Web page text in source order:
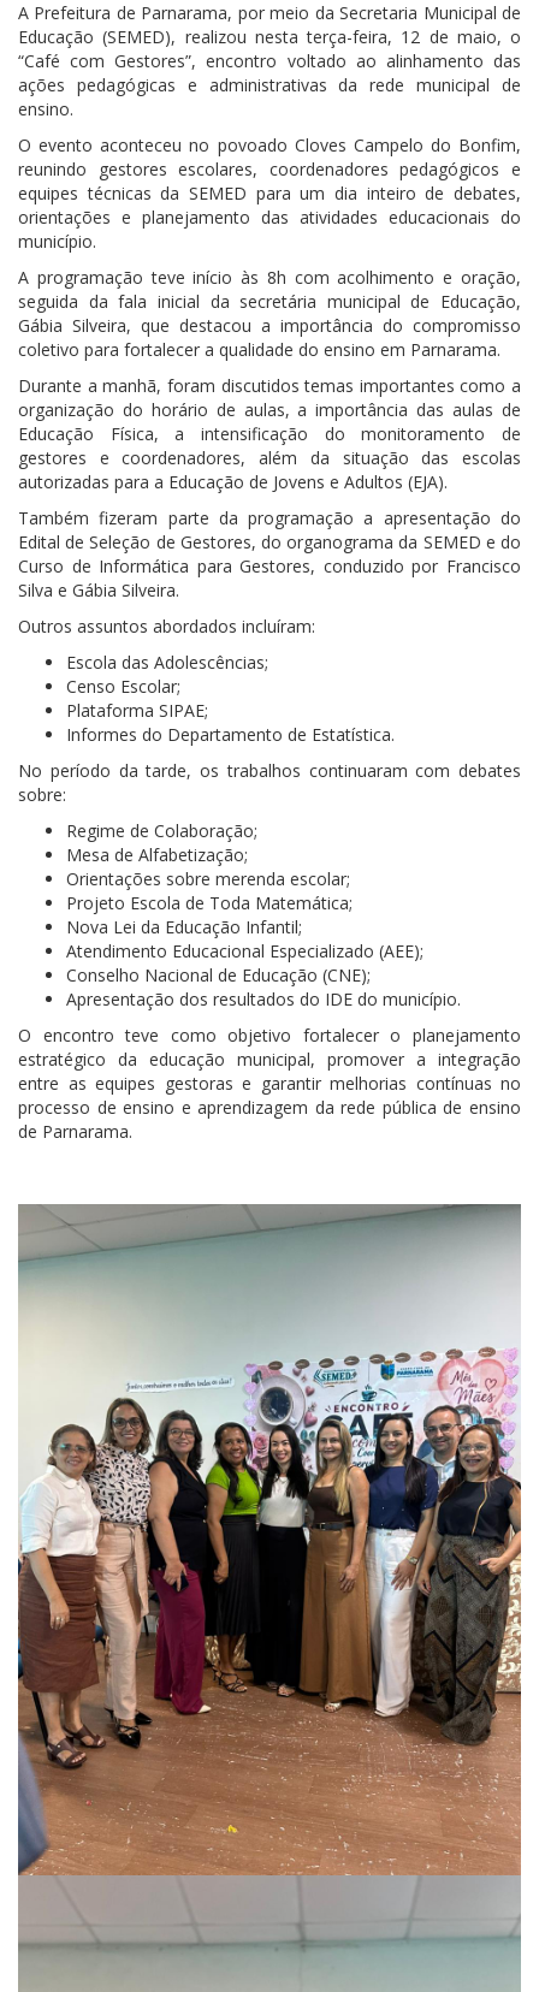
A Prefeitura de Parnarama, por meio da Secretaria Municipal de
Educação (SEMED), realizou nesta terça-feira, 12 de maio, o
“Café com Gestores”, encontro voltado ao alinhamento das
ações pedagógicas e administrativas da rede municipal de
ensino.
O evento aconteceu no povoado Cloves Campelo do Bonfim,
reunindo gestores escolares, coordenadores pedagógicos e
equipes técnicas da SEMED para um dia inteiro de debates,
orientações e planejamento das atividades educacionais do
município.
A programação teve início às 8h com acolhimento e oração,
seguida da fala inicial da secretária municipal de Educação,
Gábia Silveira, que destacou a importância do compromisso
coletivo para fortalecer a qualidade do ensino em Parnarama.
Durante a manhã, foram discutidos temas importantes como a
organização do horário de aulas, a importância das aulas de
Educação Física, a intensificação do monitoramento de
gestores e coordenadores, além da situação das escolas
autorizadas para a Educação de Jovens e Adultos (EJA).
Também fizeram parte da programação a apresentação do
Edital de Seleção de Gestores, do organograma da SEMED e do
Curso de Informática para Gestores, conduzido por Francisco
Silva e Gábia Silveira.
Outros assuntos abordados incluíram:
Escola das Adolescências;
Censo Escolar;
Plataforma SIPAE;
Informes do Departamento de Estatística.
No período da tarde, os trabalhos continuaram com debates
sobre:
Regime de Colaboração;
Mesa de Alfabetização;
Orientações sobre merenda escolar;
Projeto Escola de Toda Matemática;
Nova Lei da Educação Infantil;
Atendimento Educacional Especializado (AEE);
Conselho Nacional de Educação (CNE);
Apresentação dos resultados do IDE do município.
O encontro teve como objetivo fortalecer o planejamento
estratégico da educação municipal, promover a integração
entre as equipes gestoras e garantir melhorias contínuas no
processo de ensino e aprendizagem da rede pública de ensino
de Parnarama.